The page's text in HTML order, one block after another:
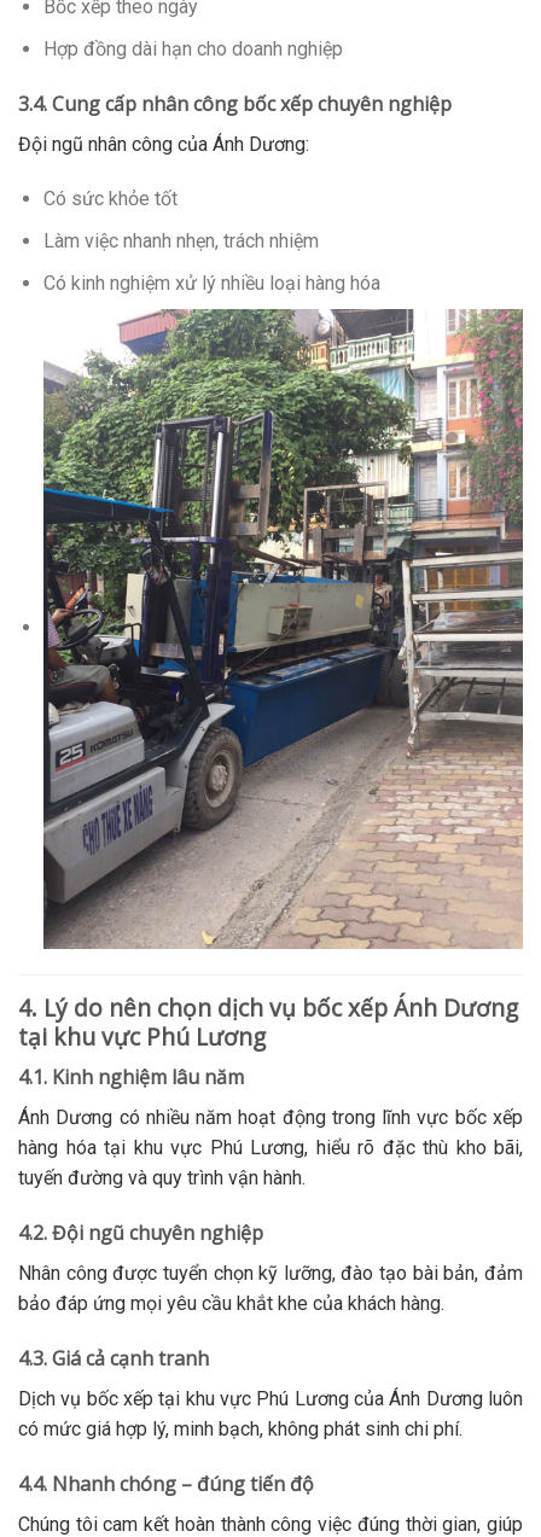
Bốc xếp theo ngày
Hợp đồng dài hạn cho doanh nghiệp
3.4. Cung cấp nhân công bốc xếp chuyên nghiệp
Đội ngũ nhân công của Ánh Dương:
Có sức khỏe tốt
Làm việc nhanh nhẹn, trách nhiệm
Có kinh nghiệm xử lý nhiều loại hàng hóa
4. Lý do nên chọn dịch vụ bốc xếp Ánh Dương
tại khu vực Phú Lương
4.1. Kinh nghiệm lâu năm
Ánh Dương có nhiều năm hoạt động trong lĩnh vực bốc xếp
hàng hóa tại khu vực Phú Lương, hiểu rõ đặc thù kho bãi,
tuyến đường và quy trình vận hành.
4.2. Đội ngũ chuyên nghiệp
Nhân công được tuyển chọn kỹ lưỡng, đào tạo bài bản, đảm
bảo đáp ứng mọi yêu cầu khắt khe của khách hàng.
4.3. Giá cả cạnh tranh
Dịch vụ bốc xếp tại khu vực Phú Lương của Ánh Dương luôn
có mức giá hợp lý, minh bạch, không phát sinh chi phí.
4.4. Nhanh chóng – đúng tiến độ
Chúng tôi cam kết hoàn thành công việc đúng thời gian, giúp